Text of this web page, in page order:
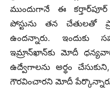
ముందుగానే ఈ
పోస్టును తన చేతులతో
ఉందన్నారు. ఇందుకు
ఇమ్రాన్‌ఖాన్‌కు మోదీ
ఉద్వేగాలను అర్థం
గౌరవించారని మోదీ